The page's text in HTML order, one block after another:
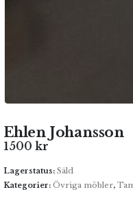
Ehlen Johansson
1500 kr
Lagerstatus: Såld
Kategorier: Övriga möbler,